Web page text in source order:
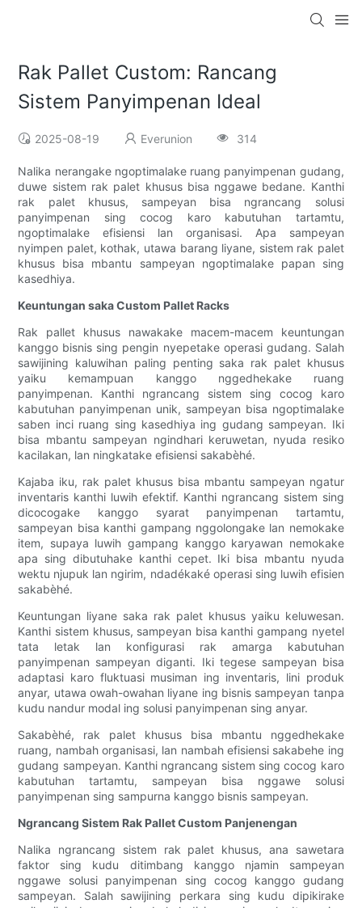
Rak Pallet Custom: Rancang
Sistem Panyimpenan Ideal
2025-08-19 Everunion 314
Nalika nerangake ngoptimalake ruang panyimpenan gudang,
duwe sistem rak palet khusus bisa nggawe bedane. Kanthi
rak palet khusus, sampeyan bisa ngrancang solusi
panyimpenan sing cocog karo kabutuhan tartamtu,
ngoptimalake efisiensi lan organisasi. Apa sampeyan
nyimpen palet, kothak, utawa barang liyane, sistem rak palet
khusus bisa mbantu sampeyan ngoptimalake papan sing
kasedhiya.
Keuntungan saka Custom Pallet Racks
Rak pallet khusus nawakake macem-macem keuntungan
kanggo bisnis sing pengin nyepetake operasi gudang. Salah
sawijining kaluwihan paling penting saka rak palet khusus
yaiku kemampuan kanggo nggedhekake ruang
panyimpenan. Kanthi ngrancang sistem sing cocog karo
kabutuhan panyimpenan unik, sampeyan bisa ngoptimalake
saben inci ruang sing kasedhiya ing gudang sampeyan. Iki
bisa mbantu sampeyan ngindhari keruwetan, nyuda resiko
kacilakan, lan ningkatake efisiensi sakabèhé.
Kajaba iku, rak palet khusus bisa mbantu sampeyan ngatur
inventaris kanthi luwih efektif. Kanthi ngrancang sistem sing
dicocogake kanggo syarat panyimpenan tartamtu,
sampeyan bisa kanthi gampang nggolongake lan nemokake
item, supaya luwih gampang kanggo karyawan nemokake
apa sing dibutuhake kanthi cepet. Iki bisa mbantu nyuda
wektu njupuk lan ngirim, ndadékaké operasi sing luwih efisien
sakabèhé.
Keuntungan liyane saka rak palet khusus yaiku keluwesan.
Kanthi sistem khusus, sampeyan bisa kanthi gampang nyetel
tata letak lan konfigurasi rak amarga kabutuhan
panyimpenan sampeyan diganti. Iki tegese sampeyan bisa
adaptasi karo fluktuasi musiman ing inventaris, lini produk
anyar, utawa owah-owahan liyane ing bisnis sampeyan tanpa
kudu nandur modal ing solusi panyimpenan sing anyar.
Sakabèhé, rak palet khusus bisa mbantu nggedhekake
ruang, nambah organisasi, lan nambah efisiensi sakabehe ing
gudang sampeyan. Kanthi ngrancang sistem sing cocog karo
kabutuhan tartamtu, sampeyan bisa nggawe solusi
panyimpenan sing sampurna kanggo bisnis sampeyan.
Ngrancang Sistem Rak Pallet Custom Panjenengan
Nalika ngrancang sistem rak palet khusus, ana sawetara
faktor sing kudu ditimbang kanggo njamin sampeyan
nggawe solusi panyimpenan sing cocog kanggo gudang
sampeyan. Salah sawijining perkara sing kudu dipikirake